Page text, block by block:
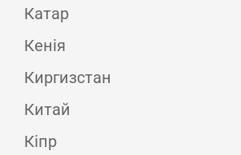
Катар
Кенія
Киргизстан
Китай
Кіпр